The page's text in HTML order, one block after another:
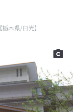
【栃木県/日光】